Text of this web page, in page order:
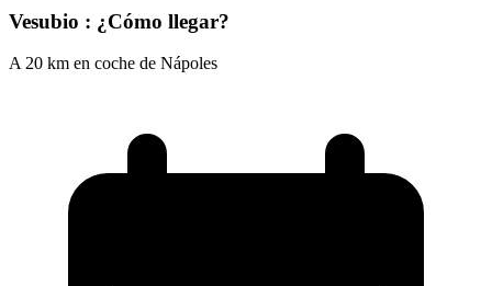
Vesubio : ¿Cómo llegar?
A 20 km en coche de Nápoles